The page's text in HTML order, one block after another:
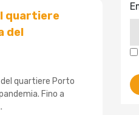
quartiere
del
quartiere Porto
Fino a